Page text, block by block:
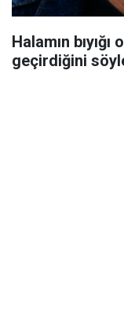
Halamın
geçirdiğini